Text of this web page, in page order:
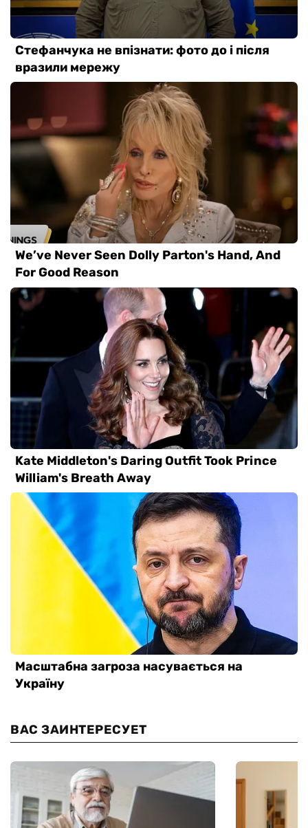
ВАС ЗАИНТЕРЕСУЕТ